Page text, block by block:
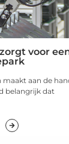
voor
aan de
belangrijk dat